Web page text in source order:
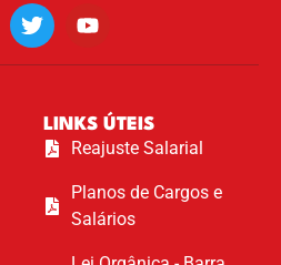
LINKS ÚTEIS
Reajuste Salarial
Planos de Cargos e
Salários